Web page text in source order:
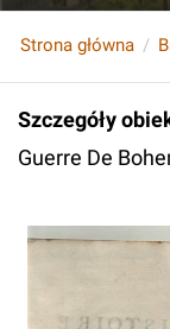
Strona główna
Szczegóły
Guerre De